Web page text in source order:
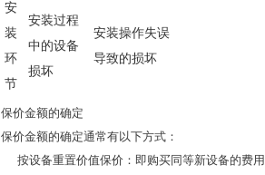
安
装
环
节
安装过程
中的设备
损坏
安装操作失误
导致的损坏
保价金额的确定
保价金额的确定通常有以下方式：
按设备重置价值保价：即购买同等新设备的费用